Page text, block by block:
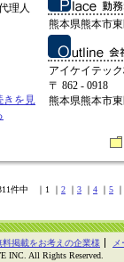
理人
きを見
熊本県熊本市
アイケイテッ
〒 862 - 0918
熊本県熊本市
件中 ｜1 ｜ 2 ｜ 3 ｜ 4 ｜ 5 ｜
掲載をお考えの企業様
INC. All Rights Reserved.